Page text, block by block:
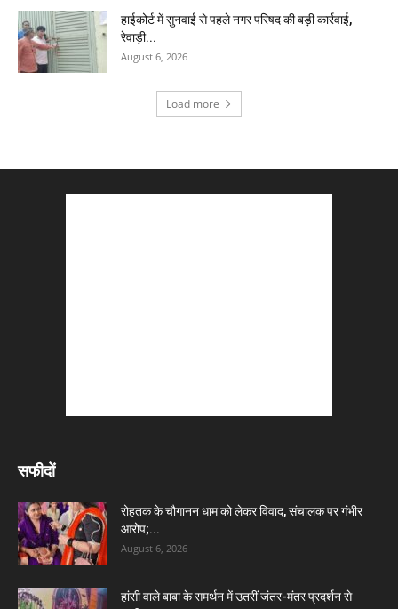
हाईकोर्ट में सुनवाई से पहले नगर परिषद की बड़ी कार्रवाई,
रेवाड़ी...
August 6, 2026
Load more
सफीदों
रोहतक के चौगानन धाम को लेकर विवाद, संचालक पर गंभीर
आरोप;...
August 6, 2026
हांसी वाले बाबा के समर्थन में उतरीं जंतर-मंतर प्रदर्शन से